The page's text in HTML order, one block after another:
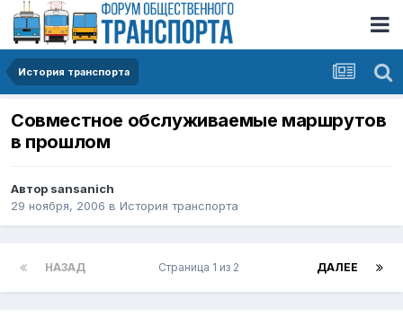
История транспорта
Совместное обслуживаемые маршрутов
в прошлом
Автор sansanich
29 ноября, 2006 в История транспорта
НАЗАД ДАЛЕЕ
Страница 1 из 2